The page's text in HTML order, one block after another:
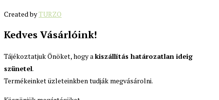
Created byTURZO
Kedves Vásárlóink!
Tájékoztatjuk Önöket, hogy akiszállítás határozatlan ideig
szünetel.
Termékeinket üzleteinkben tudják megvásárolni.